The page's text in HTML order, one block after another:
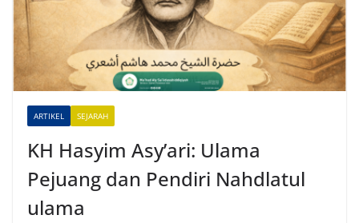
t
v
ARTIKEL SEJARAH
KH Hasyim Asy’ari: Ulama
Pejuang dan Pendiri Nahdlatul
ulama